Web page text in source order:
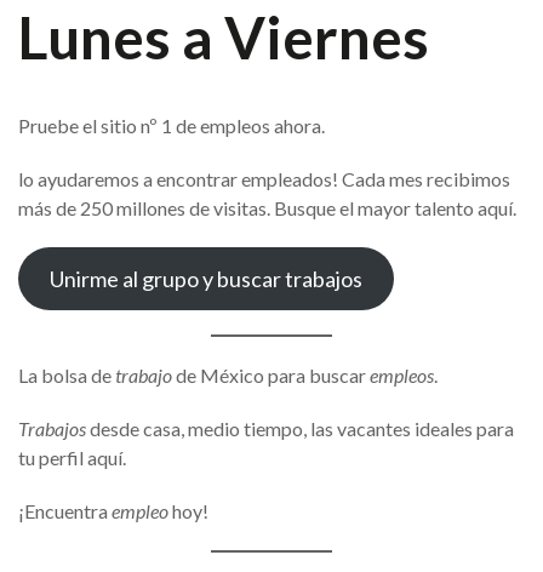
Lunes a Viernes
Pruebe el sitio nº 1 de empleos ahora.
lo ayudaremos a encontrar empleados! Cada mes recibimos
más de 250 millones de visitas. Busque el mayor talento aquí.
Unirme al grupo y buscar trabajos
La bolsa detrabajode México para buscarempleos.
Trabajosdesde casa, medio tiempo, las vacantes ideales para
tu perfil aquí.
¡Encuentra empleohoy!